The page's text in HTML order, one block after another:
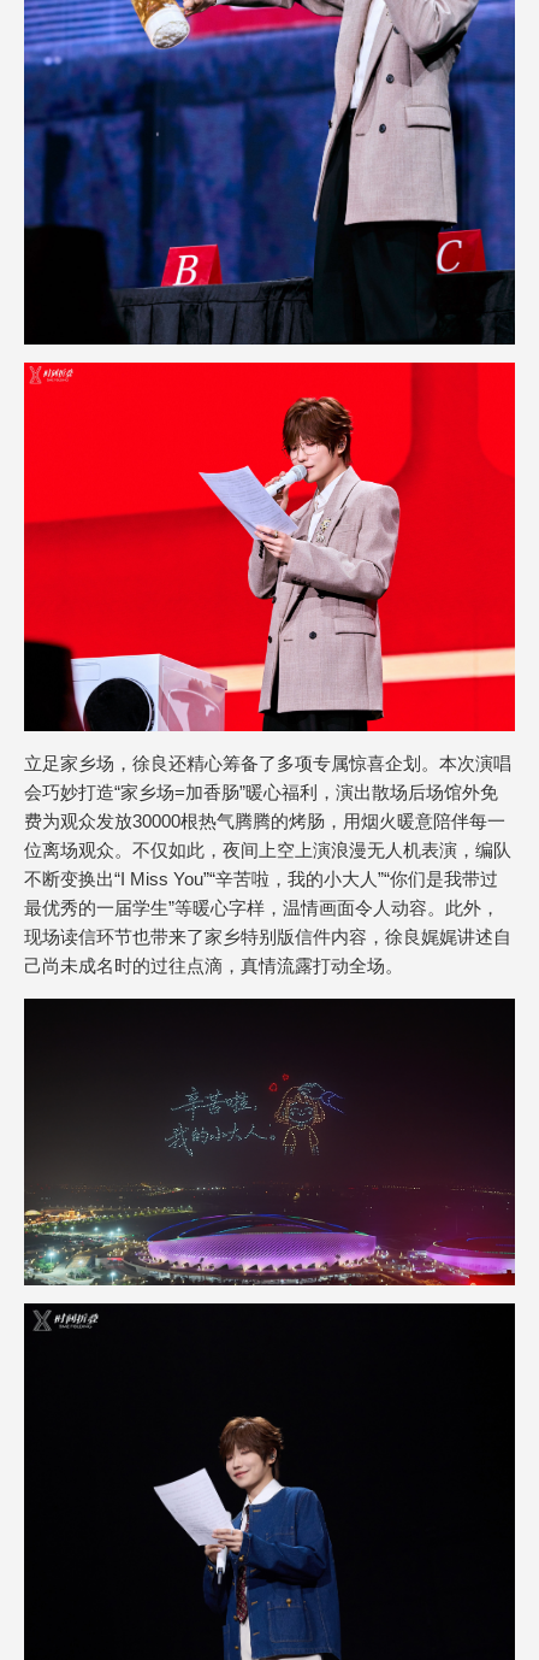
立足家乡场，徐良还精心筹备了多项专属惊喜企划。本次演唱
会巧妙打造“家乡场=加香肠”暖心福利，演出散场后场馆外免
费为观众发放30000根热气腾腾的烤肠，用烟火暖意陪伴每一
位离场观众。不仅如此，夜间上空上演浪漫无人机表演，编队
不断变换出“I Miss You”“辛苦啦，我的小大人”“你们是我带过
最优秀的一届学生”等暖心字样，温情画面令人动容。此外，
现场读信环节也带来了家乡特别版信件内容，徐良娓娓讲述自
己尚未成名时的过往点滴，真情流露打动全场。